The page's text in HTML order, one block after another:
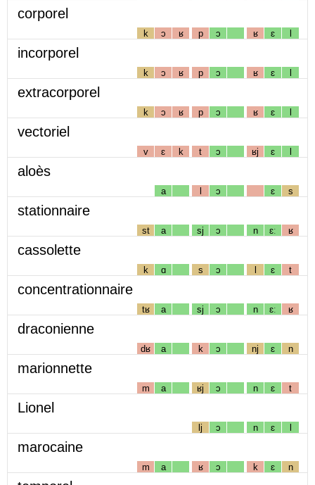
corporel
k ɔ ʁ p ɔ ʁ ɛ l
incorporel
k ɔ ʁ p ɔ ʁ ɛ l
extracorporel
k ɔ ʁ p ɔ ʁ ɛ l
vectoriel
v ɛ k t ɔ ʁj ɛ l
aloès
a l ɔ ɛ s
stationnaire
st a sj ɔ n ɛː ʁ
cassolette
k ɑ s ɔ l ɛ t
concentrationnaire
tʁ a sj ɔ n ɛː ʁ
draconienne
dʁ a k ɔ nj ɛ n
marionnette
m a ʁj ɔ n ɛ t
Lionel
lj ɔ n ɛ l
marocaine
m a ʁ ɔ k ɛ n